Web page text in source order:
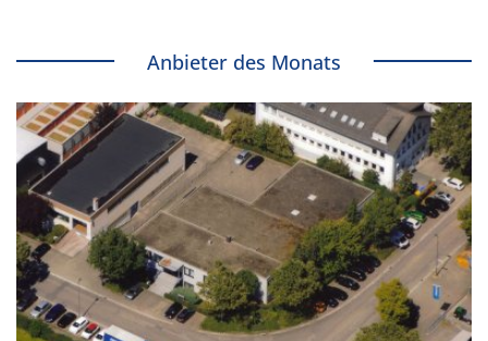
Anbieter des Monats